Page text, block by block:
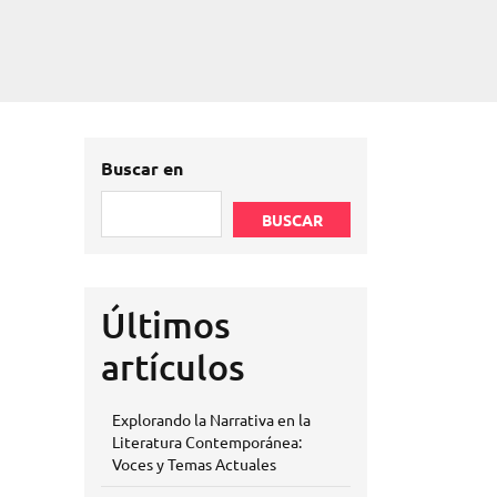
Buscar en
BUSCAR
Últimos
artículos
Explorando la Narrativa en la
Literatura Contemporánea:
Voces y Temas Actuales